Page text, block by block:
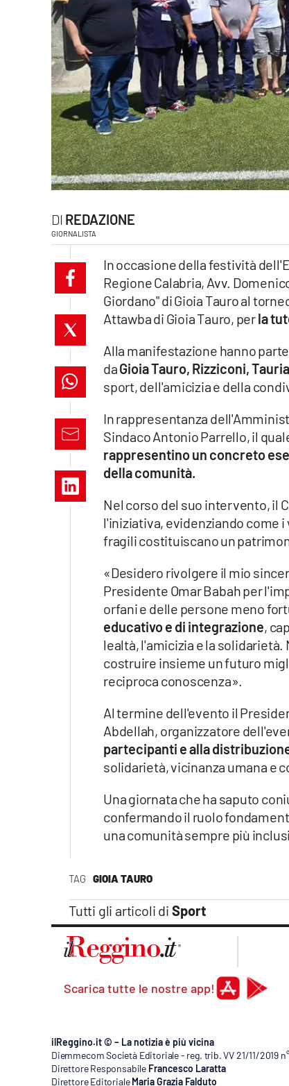
cosenzachannel.it
catanzarochannel.it
lacapitalenews.it
Vai
REDAZIONE
GIORNALISTA
TAG GIOIA TAURO
Tutti gli articoli di Sport
In occasione della festività
Regione Calabria, Avv.
Giordano" di Gioia Tauro al
Attawba di Gioia Tauro, perla
Alla manifestazione hanno
daGioia Tauro, Rizziconi,
sport, dell'amicizia e della
In rappresentanza
Sindaco Antonio Parrello, il
rappresentino un concreto
della comunità.
Nel corso del suo intervento, il
l'iniziativa, evidenziando come
fragili costituiscano un
«Desidero rivolgere il mio
Presidente Omar Babah per
orfani e delle persone meno
educativo e di integrazione,
lealtà, l'amicizia e la
costruire insieme un futuro
reciproca conoscenza».
Al termine dell'evento il
Abdellah, organizzatore
partecipanti e alla
solidarietà, vicinanza umana e
Una giornata che ha saputo
confermando il ruolo
una comunità sempre più
Scarica tutte le nostre app!
ilReggino.it © – La notizia è più vicina
Diemmecom Società Editoriale - reg. trib. VV 21/11/2019
Direttore Responsabile Francesco Laratta
Direttore Editoriale Maria Grazia Falduto